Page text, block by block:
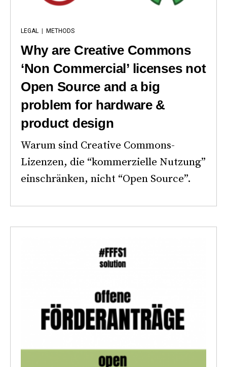
LEGAL | METHODS
Why are Creative Commons
‘Non Commercial’ licenses not
Open Source and a big
problem for hardware &
product design
Warum sind Creative Commons-
Lizenzen, die “kommerzielle Nutzung”
einschränken, nicht “Open Source”.